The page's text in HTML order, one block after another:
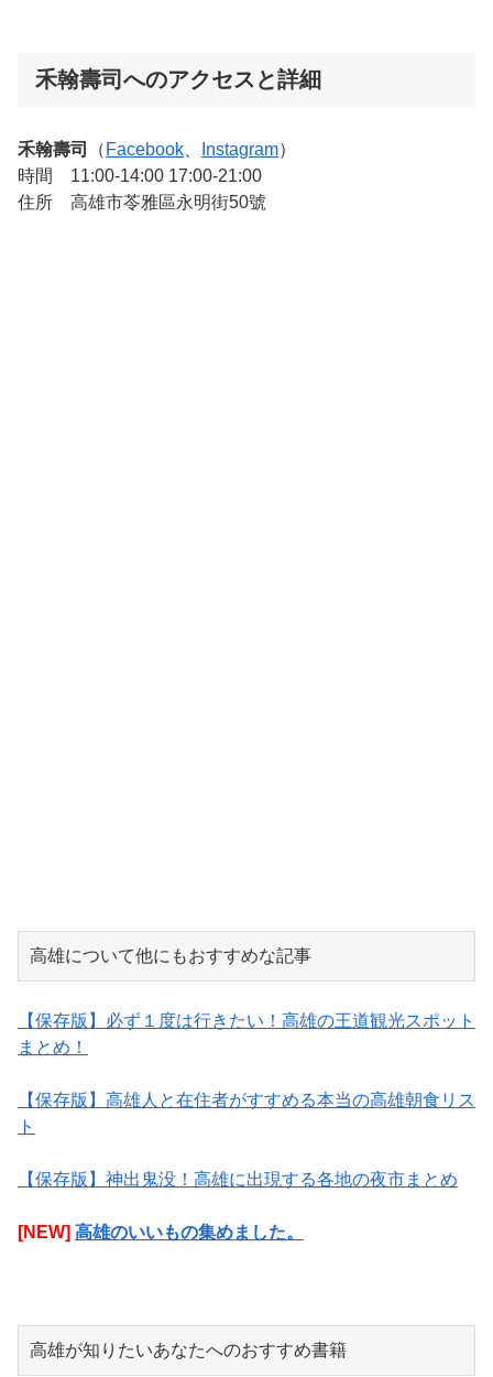
禾翰壽司へのアクセスと詳細
禾翰壽司 （ Facebook、 Instagram）
時間 11:00-14:00 17:00-21:00
住所 高雄市苓雅區永明街50號
高雄について他にもおすすめな記事
【保存版】必ず１度は行きたい！高雄の王道観光スポット
まとめ！
【保存版】高雄人と在住者がすすめる本当の高雄朝食リス
ト
【保存版】神出鬼没！高雄に出現する各地の夜市まとめ
[NEW] 高雄のいいもの集めました。
高雄が知りたいあなたへのおすすめ書籍